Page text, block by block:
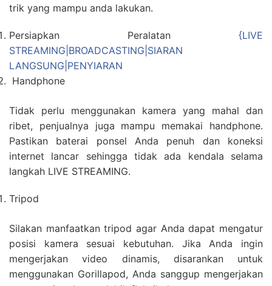
trik yang mampu anda lakukan.
Persiapkan Peralatan {LIVE
STREAMING|BROADCASTING|SIARAN
LANGSUNG|PENYIARAN
Handphone
Tidak perlu menggunakan kamera yang mahal dan
ribet, penjualnya juga mampu memakai handphone.
Pastikan baterai ponsel Anda penuh dan koneksi
internet lancar sehingga tidak ada kendala selama
langkah LIVE STREAMING.
Tripod
Silakan manfaatkan tripod agar Anda dapat mengatur
posisi kamera sesuai kebutuhan. Jika Anda ingin
mengerjakan video dinamis, disarankan untuk
menggunakan Gorillapod, Anda sanggup mengerjakan